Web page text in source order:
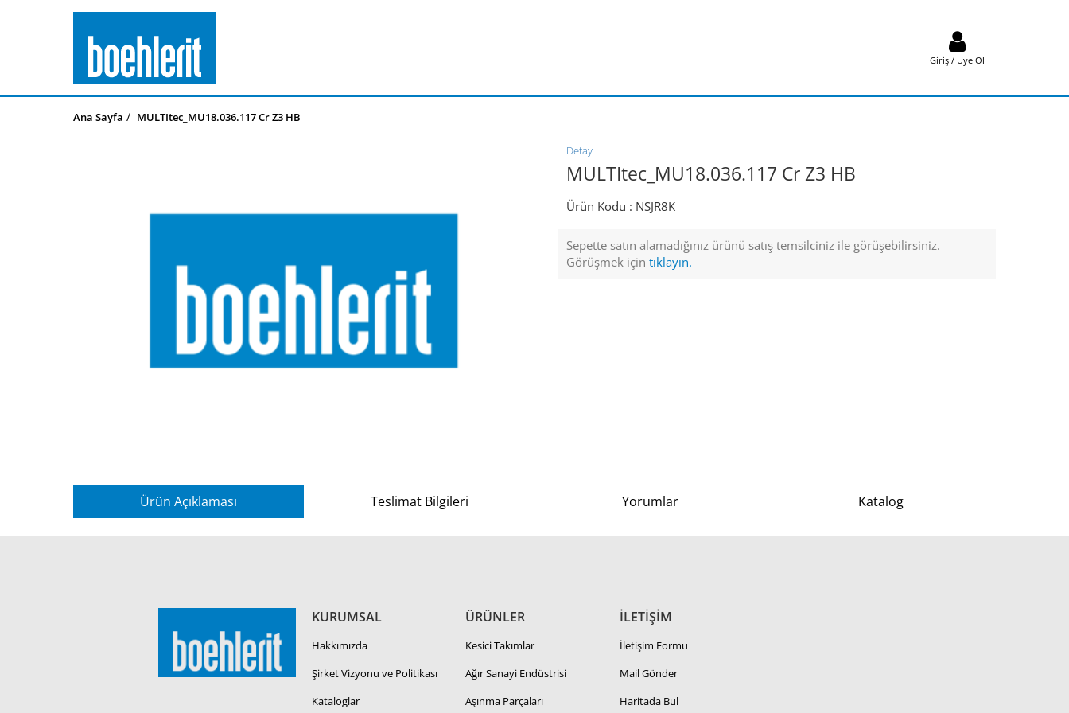
Giriş / Üye Ol
Ana Sayfa MULTItec_MU18.036.117 Cr Z3 HB
Detay
MULTItec_MU18.036.117 Cr Z3 HB
Ürün Kodu : NSJR8K
Sepette satın alamadığınız ürünü satış temsilciniz ile görüşebilirsiniz.
Görüşmek için tıklayın.
Ürün Açıklaması Teslimat Bilgileri Yorumlar Katalog
KURUMSAL
Hakkımızda
Şirket Vizyonu ve Politikası
Kataloglar
ÜRÜNLER
Kesici Takımlar
Ağır Sanayi Endüstrisi
Aşınma Parçaları
İLETİŞİM
İletişim Formu
Mail Gönder
Haritada Bul